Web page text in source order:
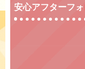
安心アフターフ